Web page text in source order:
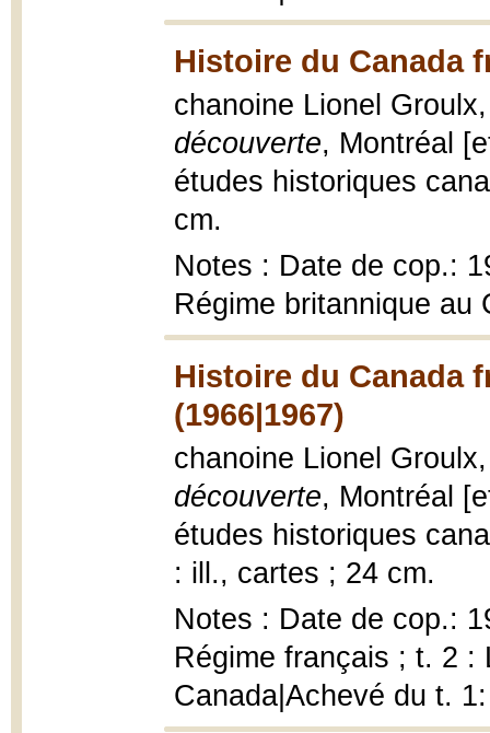
Histoire du Canada
chanoine Lionel
découverte, Montréal
études historiques
cm.
Notes : Date de cop.:
Régime britannique au
Histoire du Canada
(1966|1967)
chanoine Lionel
découverte, Montréal
études historiques
: ill., cartes ; 24 cm.
Notes : Date de cop.:
Régime français ; t. 2 :
Canada|Achevé du t.